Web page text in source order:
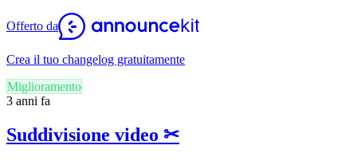
Offerto da
Crea il tuo changelog gratuitamente
Miglioramento
3 anni fa
Suddivisione video ✂